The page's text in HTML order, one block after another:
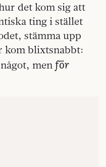
det kom sig att
ting i stället
stämma upp
kom blixtsnabbt:
något, menför